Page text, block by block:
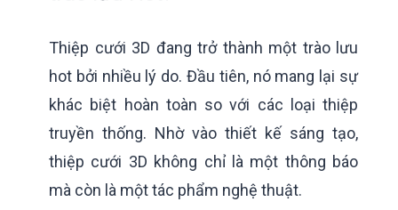
Thiệp cưới 3D đang trở thành một trào lưu
hot bởi nhiều lý do. Đầu tiên, nó mang lại sự
khác biệt hoàn toàn so với các loại thiệp
truyền thống. Nhờ vào thiết kế sáng tạo,
thiệp cưới 3D không chỉ là một thông báo
mà còn là một tác phẩm nghệ thuật.